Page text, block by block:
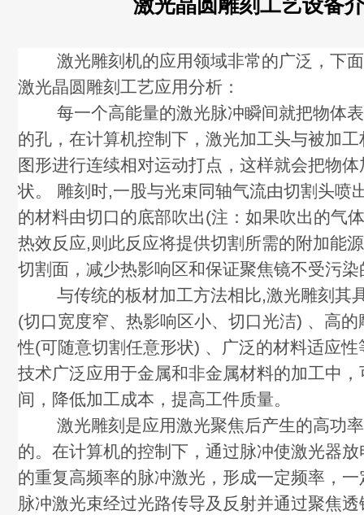
激光晶圆雕刻工艺设备
激光雕刻机的应用领域非常的广泛，下面
激光晶圆雕刻工艺应用分析：
每一个高能量的激光脉冲瞬间就把物体表
的孔，在计算机控制下，激光加工头与被加
图形进行连续相对运动打点，这样就会把物
状。 雕刻时,一股与光束同轴气流由切割头喷
的材料由切口的底部吹出(注：如果吹出的气
热效反应,则此反应将提供切割所需的附加能
切割面，减少热影响区和保证聚焦镜不受污
与传统的板材加工方法相比,激光雕刻其
(切口宽度窄、热影响区小、切口光洁) 、高
性(可随意切割任意形状) 、广泛的材料适应
技术广泛应用于金属和非金属材料的加工中
间，降低加工成本，提高工件质量。
激光雕刻是应用激光聚焦后产生的高功率
的。在计算机的控制下，通过脉冲使激光器
的重复高频率的脉冲激光，形成一定频率，
脉冲激光束经过光路传导及反射并通过聚焦